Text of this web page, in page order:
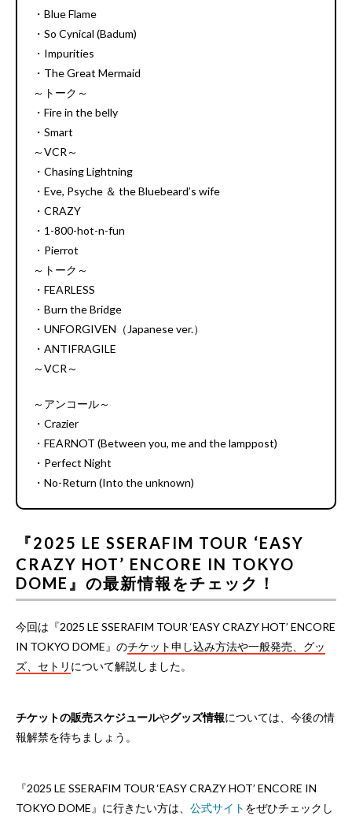
・Blue Flame
・So Cynical (Badum)
・Impurities
・The Great Mermaid
～トーク～
・Fire in the belly
・Smart
～VCR～
・Chasing Lightning
・Eve, Psyche ＆ the Bluebeard’s wife
・CRAZY
・1-800-hot-n-fun
・Pierrot
～トーク～
・FEARLESS
・Burn the Bridge
・UNFORGIVEN（Japanese ver.）
・ANTIFRAGILE
～VCR～
～アンコール～
・Crazier
・FEARNOT (Between you, me and the lamppost)
・Perfect Night
・No-Return (Into the unknown)
『2025 LE SSERAFIM TOUR ‘EASY
CRAZY HOT’ ENCORE IN TOKYO
DOME』の最新情報をチェック！
今回は『2025 LE SSERAFIM TOUR ‘EASY CRAZY HOT’ ENCORE
IN TOKYO DOME』のチケット申し込み方法や一般発売、グッ
ズ、セトリ について解説しました。
チケットの販売スケジュールやグッズ情報については、今後の情
報解禁を待ちましょう。
『2025 LE SSERAFIM TOUR ‘EASY CRAZY HOT’ ENCORE IN
TOKYO DOME』に行きたい方は、 公式サイト をぜひチェックし